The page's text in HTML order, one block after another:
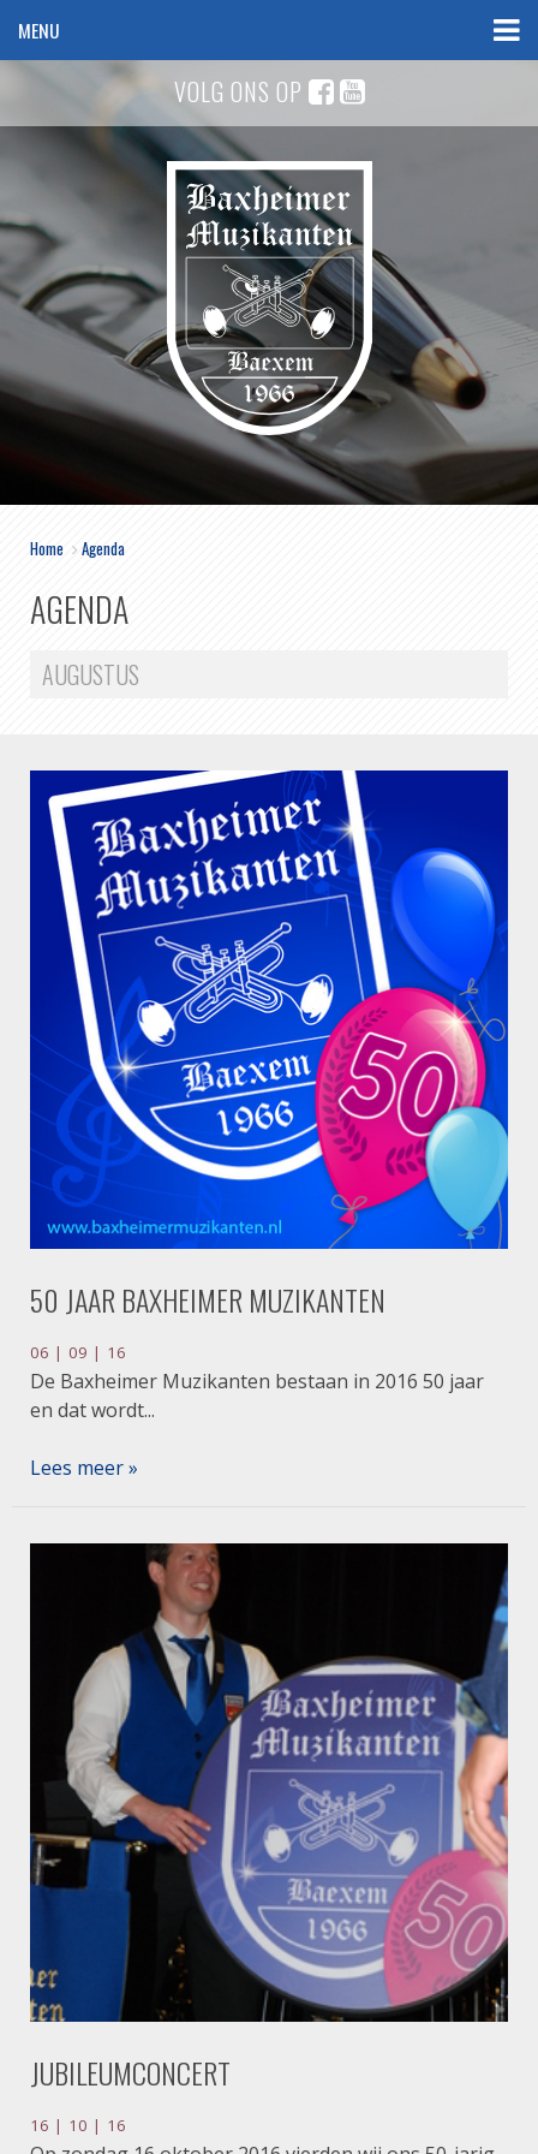
VOLG ONS OP
MENU
Home > Agenda
AGENDA
AUGUSTUS
50 JAAR BAXHEIMER MUZIKANTEN
06 | 09 | 16
De Baxheimer Muzikanten bestaan in 2016 50 jaar
en dat wordt...
Lees meer »
JUBILEUMCONCERT
16 | 10 | 16